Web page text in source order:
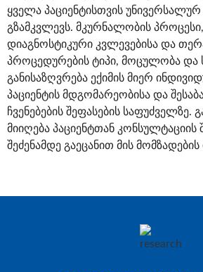
ყველა პაციენტისთვის
გზამკვლევს. მკურნალობის
დიაგნოსტიკური კვლევებისა და
პროცედურების ტიპი, მოცულობა და
განისაზღვრება ექიმის მიერ
პაციენტის მდგომარეობისა და
ჩვენებების შეფასების საფუძველზე.
მიიღება პაციენტთან კონსულტაციის
შეძენამდე გაეცანით მის მომზადების